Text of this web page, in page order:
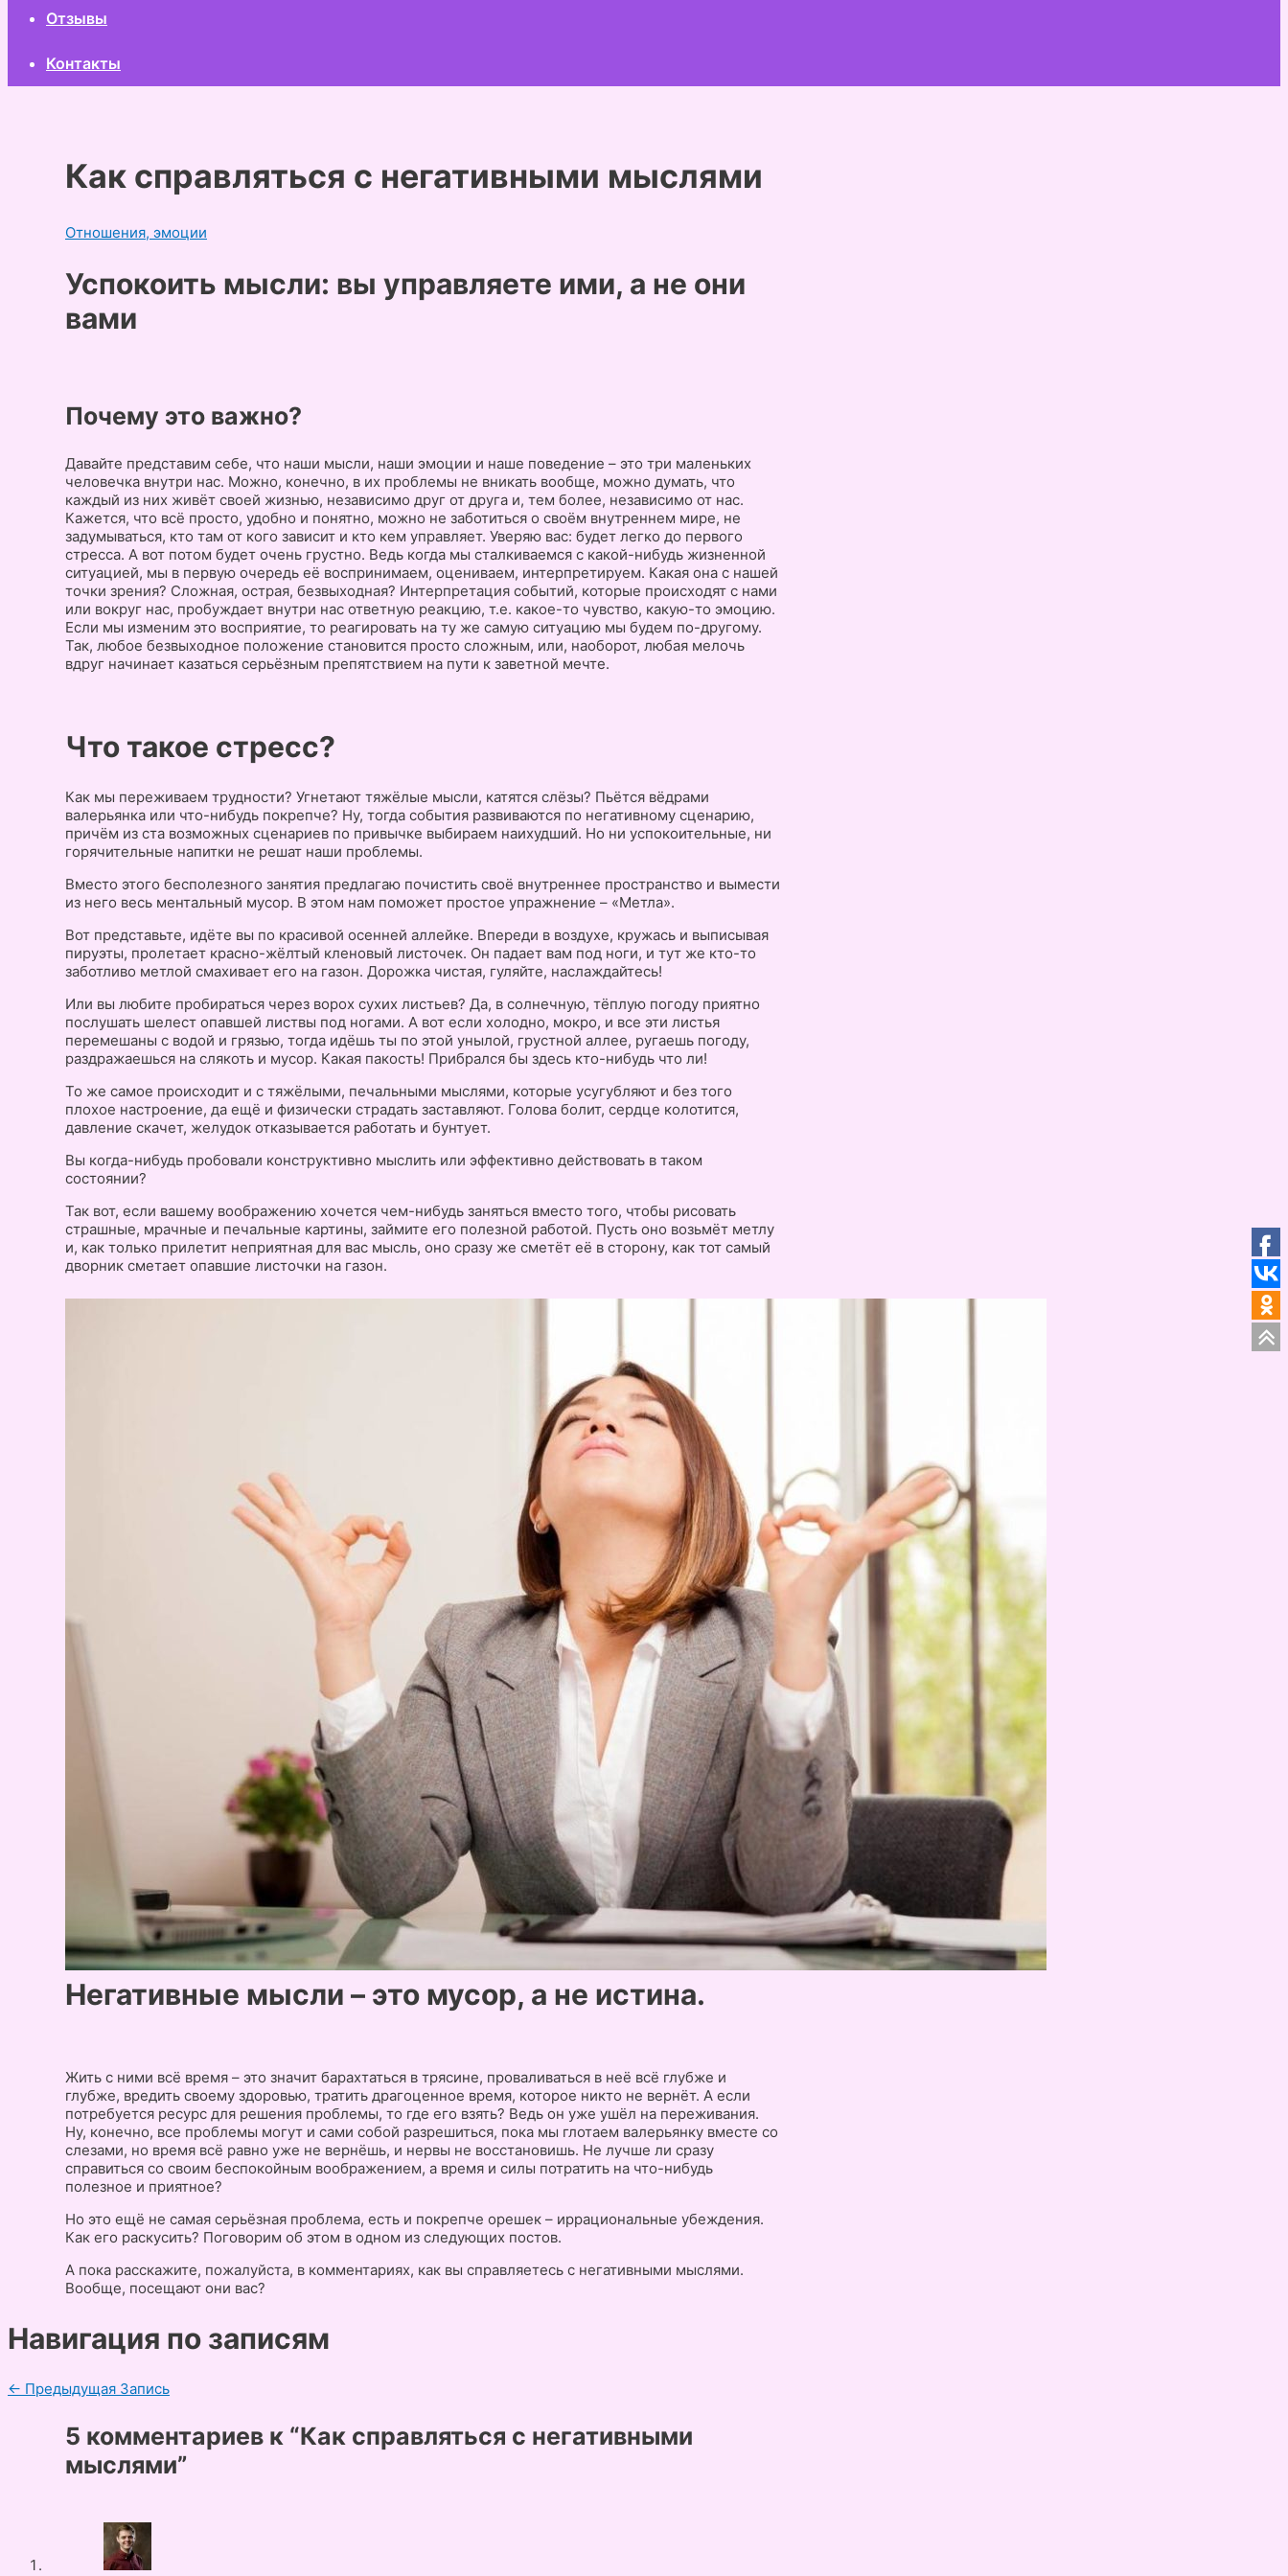
Отзывы
Контакты
Как справляться с негативными мыслями
Отношения, эмоции
Успокоить мысли: вы управляете ими, а не они
вами
Почему это важно?
Давайте представим себе, что наши мысли, наши эмоции и наше поведение – это три маленьких
человечка внутри нас. Можно, конечно, в их проблемы не вникать вообще, можно думать, что
каждый из них живёт своей жизнью, независимо друг от друга и, тем более, независимо от нас.
Кажется, что всё просто, удобно и понятно, можно не заботиться о своём внутреннем мире, не
задумываться, кто там от кого зависит и кто кем управляет. Уверяю вас: будет легко до первого
стресса. А вот потом будет очень грустно. Ведь когда мы сталкиваемся с какой-нибудь жизненной
ситуацией, мы в первую очередь её воспринимаем, оцениваем, интерпретируем. Какая она с нашей
точки зрения? Сложная, острая, безвыходная? Интерпретация событий, которые происходят с нами
или вокруг нас, пробуждает внутри нас ответную реакцию, т.е. какое-то чувство, какую-то эмоцию.
Если мы изменим это восприятие, то реагировать на ту же самую ситуацию мы будем по-другому.
Так, любое безвыходное положение становится просто сложным, или, наоборот, любая мелочь
вдруг начинает казаться серьёзным препятствием на пути к заветной мечте.
Что такое стресс?
Как мы переживаем трудности? Угнетают тяжёлые мысли, катятся слёзы? Пьётся вёдрами
валерьянка или что-нибудь покрепче? Ну, тогда события развиваются по негативному сценарию,
причём из ста возможных сценариев по привычке выбираем наихудший. Но ни успокоительные, ни
горячительные напитки не решат наши проблемы.
Вместо этого бесполезного занятия предлагаю почистить своё внутреннее пространство и вымести
из него весь ментальный мусор. В этом нам поможет простое упражнение – «Метла».
Вот представьте, идёте вы по красивой осенней аллейке. Впереди в воздухе, кружась и выписывая
пируэты, пролетает красно-жёлтый кленовый листочек. Он падает вам под ноги, и тут же кто-то
заботливо метлой смахивает его на газон. Дорожка чистая, гуляйте, наслаждайтесь!
Или вы любите пробираться через ворох сухих листьев? Да, в солнечную, тёплую погоду приятно
послушать шелест опавшей листвы под ногами. А вот если холодно, мокро, и все эти листья
перемешаны с водой и грязью, тогда идёшь ты по этой унылой, грустной аллее, ругаешь погоду,
раздражаешься на слякоть и мусор. Какая пакость! Прибрался бы здесь кто-нибудь что ли!
То же самое происходит и с тяжёлыми, печальными мыслями, которые усугубляют и без того
плохое настроение, да ещё и физически страдать заставляют. Голова болит, сердце колотится,
давление скачет, желудок отказывается работать и бунтует.
Вы когда-нибудь пробовали конструктивно мыслить или эффективно действовать в таком
состоянии?
Так вот, если вашему воображению хочется чем-нибудь заняться вместо того, чтобы рисовать
страшные, мрачные и печальные картины, займите его полезной работой. Пусть оно возьмёт метлу
и, как только прилетит неприятная для вас мысль, оно сразу же сметёт её в сторону, как тот самый
дворник сметает опавшие листочки на газон.
Негативные мысли – это мусор, а не истина.
Жить с ними всё время – это значит барахтаться в трясине, проваливаться в неё всё глубже и
глубже, вредить своему здоровью, тратить драгоценное время, которое никто не вернёт. А если
потребуется ресурс для решения проблемы, то где его взять? Ведь он уже ушёл на переживания.
Ну, конечно, все проблемы могут и сами собой разрешиться, пока мы глотаем валерьянку вместе со
слезами, но время всё равно уже не вернёшь, и нервы не восстановишь. Не лучше ли сразу
справиться со своим беспокойным воображением, а время и силы потратить на что-нибудь
полезное и приятное?
Но это ещё не самая серьёзная проблема, есть и покрепче орешек – иррациональные убеждения.
Как его раскусить? Поговорим об этом в одном из следующих постов.
А пока расскажите, пожалуйста, в комментариях, как вы справляетесь с негативными мыслями.
Вообще, посещают они вас?
Навигация по записям
← Предыдущая Запись
5 комментариев к “Как справляться с негативными
мыслями”